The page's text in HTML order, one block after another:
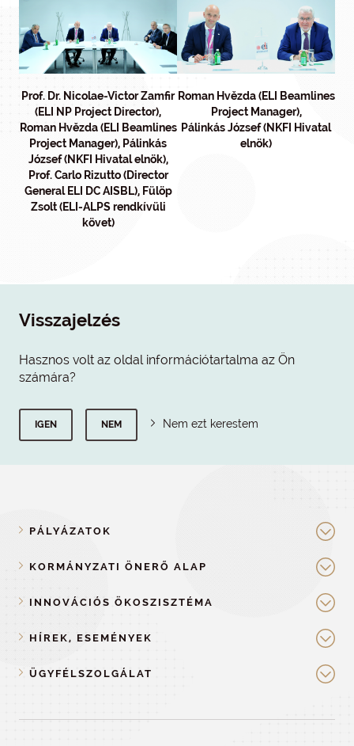
Prof. Dr. Nicolae-Victor Zamfir
(ELI NP Project Director),
Roman Hvězda (ELI Beamlines
Project Manager), Pálinkás
József (NKFI Hivatal elnök),
Prof. Carlo Rizutto (Director
General ELI DC AISBL), Fülöp
Zsolt (ELI-ALPS rendkívüli
követ)
Roman Hvězda (ELI Beamlines
Project Manager),
Pálinkás József (NKFI Hivatal
elnök)
Visszajelzés
Hasznos volt az oldal információtartalma az Ön
számára?
IGEN NEM Nem ezt kerestem
PÁLYÁZATOK
KORMÁNYZATI ÖNERŐ ALAP
INNOVÁCIÓS ÖKOSZISZTÉMA
HÍREK, ESEMÉNYEK
ÜGYFÉLSZOLGÁLAT